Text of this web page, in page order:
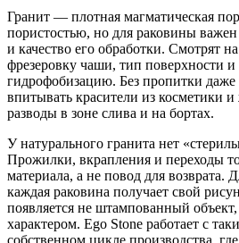
Гранит — плотная магматическая
пористостью, но для раковины важен
и качество его обработки. Смотрят
фрезеровку чаши, тип поверхности и
гидрофобизацию. Без пропитки
впитывать красители из косметики
разводы в зоне слива и на бортах.
У натурального гранита нет
Прожилки, вкрапления и переходы
материала, а не повод для возврата.
каждая раковина получает свой
появляется не штампованный объект,
характером. Ego Stone работает с
собственном цикле производства,